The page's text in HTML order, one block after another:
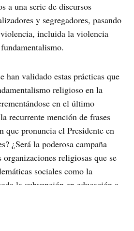
a una serie de discursos
y segregadores, pasando
incluida la violencia
han validado estas prácticas que
religioso en la
en el último
recurrente mención de frases
que pronuncia el Presidente en
¿Será la poderosa campaña
organizaciones religiosas que se
sociales como la
la subvención en educación a